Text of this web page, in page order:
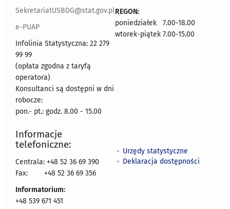
SekretariatUSBDG@stat.gov.pl
e-PUAP
Infolinia Statystyczna: 22 279
99 99
(opłata zgodna z taryfą
operatora)
Konsultanci są dostępni w dni
robocze:
pon.- pt.: godz. 8.00 - 15.00
REGON:
poniedziałek 7.00-18.00
wtorek-piątek 7.00-15.00
Informacje
telefoniczne:
Centrala: +48 52 36 69 390
Fax:
+48 52 36 69 356
Informatorium:
+48 539 671 451
Urzędy statystyczne
Deklaracja dostępności